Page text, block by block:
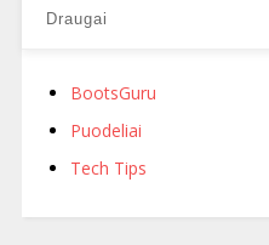
Draugai
BootsGuru
Puodeliai
Tech Tips